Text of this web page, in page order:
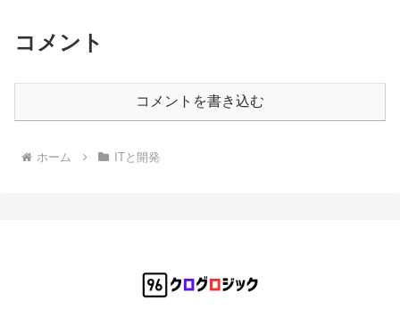
コメント
コメントを書き込む
ホーム ITと開発